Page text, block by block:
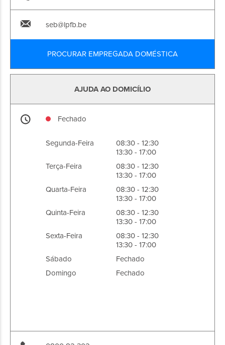
seb@lpfb.be
PROCURAR EMPREGADA DOMÉSTICA
AJUDA AO DOMICÍLIO
Fechado
Segunda-Feira
08:30 - 12:30
13:30 - 17:00
Terça-Feira
08:30 - 12:30
13:30 - 17:00
Quarta-Feira
08:30 - 12:30
13:30 - 17:00
Quinta-Feira
08:30 - 12:30
13:30 - 17:00
Sexta-Feira
08:30 - 12:30
13:30 - 17:00
Sábado
Fechado
Domingo
Fechado